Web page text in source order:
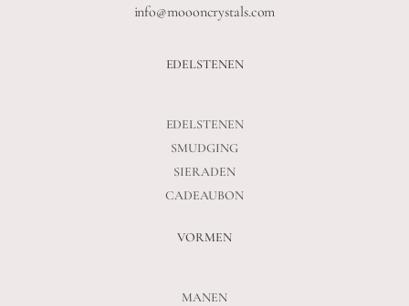
info@moooncrystals.com
EDELSTENEN
EDELSTENEN
SMUDGING
SIERADEN
CADEAUBON
VORMEN
MANEN